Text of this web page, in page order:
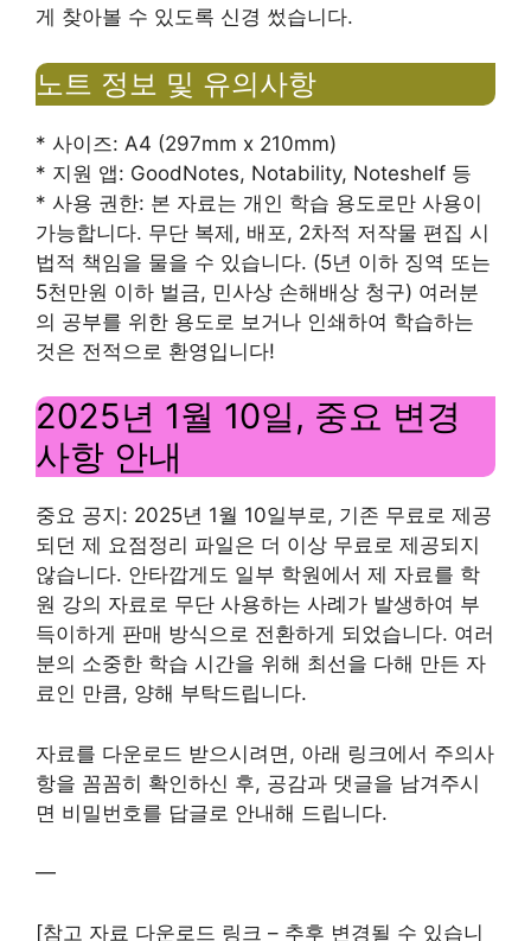
게 찾아볼 수 있도록 신경 썼습니다.
노트 정보 및 유의사항
* 사이즈: A4 (297mm x 210mm)
* 지원 앱: GoodNotes, Notability, Noteshelf 등
* 사용 권한: 본 자료는 개인 학습 용도로만 사용이
가능합니다. 무단 복제, 배포, 2차적 저작물 편집 시
법적 책임을 물을 수 있습니다. (5년 이하 징역 또는
5천만원 이하 벌금, 민사상 손해배상 청구) 여러분
의 공부를 위한 용도로 보거나 인쇄하여 학습하는
것은 전적으로 환영입니다!
2025년 1월 10일, 중요 변경
사항 안내
중요 공지: 2025년 1월 10일부로, 기존 무료로 제공
되던 제 요점정리 파일은 더 이상 무료로 제공되지
않습니다. 안타깝게도 일부 학원에서 제 자료를 학
원 강의 자료로 무단 사용하는 사례가 발생하여 부
득이하게 판매 방식으로 전환하게 되었습니다. 여러
분의 소중한 학습 시간을 위해 최선을 다해 만든 자
료인 만큼, 양해 부탁드립니다.
자료를 다운로드 받으시려면, 아래 링크에서 주의사
항을 꼼꼼히 확인하신 후, 공감과 댓글을 남겨주시
면 비밀번호를 답글로 안내해 드립니다.
—
[참고 자료 다운로드 링크 – 추후 변경될 수 있습니